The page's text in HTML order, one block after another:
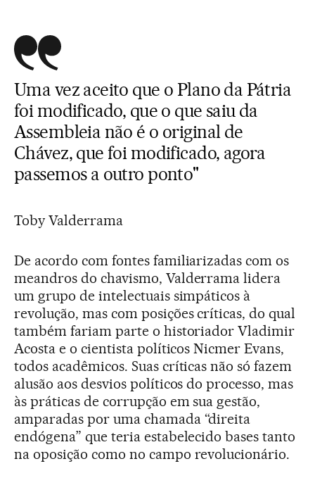
Uma vez aceito que o Plano da Pátria
foi modificado, que o que saiu da
Assembleia não é o original de
Chávez, que foi modificado, agora
passemos a outro ponto"
Toby Valderrama
De acordo com fontes familiarizadas com os
meandros do chavismo, Valderrama lidera
um grupo de intelectuais simpáticos à
revolução, mas com posições críticas, do qual
também fariam parte o historiador Vladimir
Acosta e o cientista políticos Nicmer Evans,
todos acadêmicos. Suas críticas não só fazem
alusão aos desvios políticos do processo, mas
às práticas de corrupção em sua gestão,
amparadas por uma chamada “direita
endógena” que teria estabelecido bases tanto
na oposição como no campo revolucionário.